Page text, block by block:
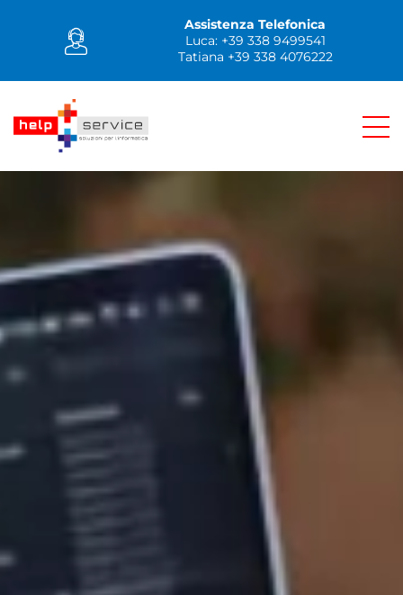
Assistenza Telefonica
Luca: +39 338 9499541
Tatiana +39 338 4076222